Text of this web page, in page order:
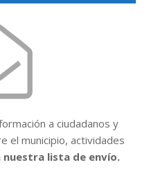
a ciudadanos y
el municipio, actividades
nuestra lista de envío.